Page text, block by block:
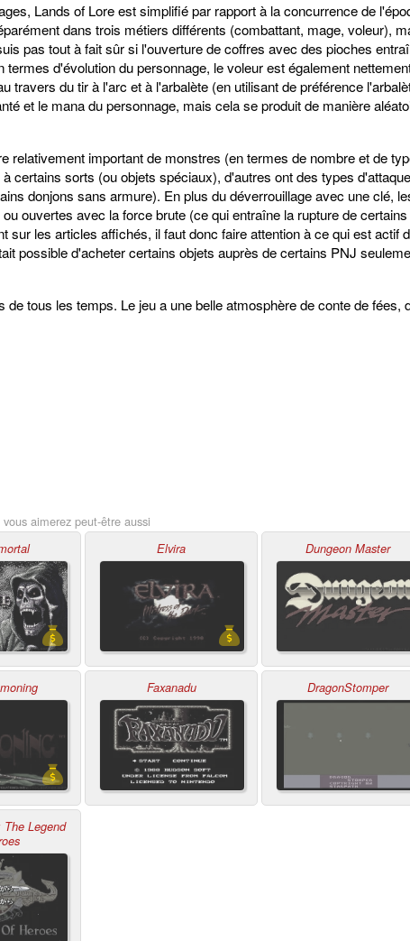
Lands of Lore est simplifié par rapport à la concurrence de
dans trois métiers différents (combattant, mage, voleur),
pas tout à fait sûr si l'ouverture de coffres avec des pioches
d'évolution du personnage, le voleur est également
travers du tir à l'arc et à l'arbalète (en utilisant de préférence
et le mana du personnage, mais cela se produit de manière
relativement important de monstres (en termes de nombre et de
certains sorts (ou objets spéciaux), d'autres ont des types
donjons sans armure). En plus du déverrouillage avec une clé,
ouvertes avec la force brute (ce qui entraîne la rupture de
sur les articles affichés, il faut donc faire attention à ce qui est actif
possible d'acheter certains objets auprès de certains PNJ
de tous les temps. Le jeu a une belle atmosphère de conte de fées,
aimerez peut-être aussi
Elvira Dungeon Master
Faxanadu DragonStomper
The Legend